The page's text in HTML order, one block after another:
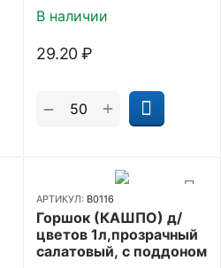
В наличии
29.20 ₽
+
−
АРТИКУЛ: В0116
Горшок (КАШПО) д/
цветов 1л,прозрачный
салатовый, с поддоном